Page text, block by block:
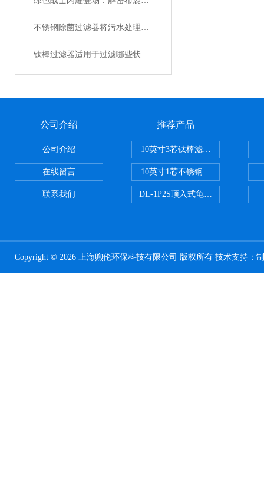
不锈钢除菌过滤器将污水处理带入自动化时代
钛棒过滤器适用于过滤哪些状态的介质？
公司介绍
公司介绍
在线留言
联系我们
推荐产品
10英寸3芯钛棒滤芯过滤器
10英寸1芯不锈钢钛棒过滤器
DL-1P2S顶入式龟背过滤器
Copyright © 2026 上海煦伦环保科技有限公司 版权所有 技术支持：